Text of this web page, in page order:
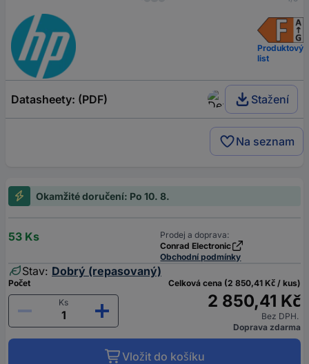
Produktový
list
Datasheety: (PDF) Stažení
Na seznam
Okamžité doručení: Po 10. 8.
53 Ks
Prodej a doprava:
Conrad Electronic
Obchodní podmínky
Stav: Dobrý (repasovaný)
Počet
Ks
Celková cena (2 850,41 Kč / kus)
2 850,41 Kč
Bez DPH.
Doprava zdarma
Vložit do košíku